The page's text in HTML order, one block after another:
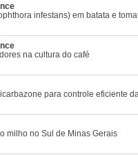
infestans) em batata e
na cultura do café
para controle eficiente
milho no Sul de Minas Gerais